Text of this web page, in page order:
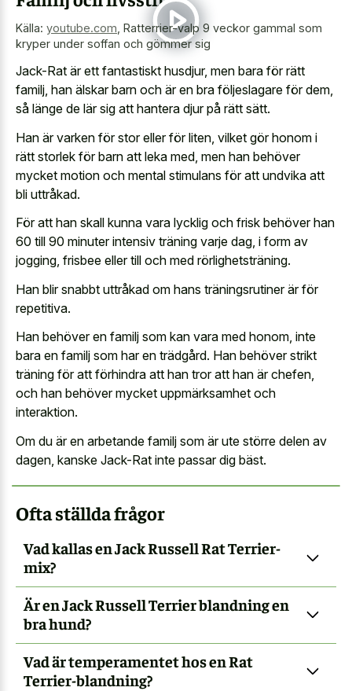
Källa: youtube.com Ratterrier-valp 9 veckor gammal som
kryper under soffan och gömmer sig
Jack-Rat är ett fantastiskt husdjur, men bara för rätt
familj, han älskar barn och är en bra följeslagare för dem,
så länge de lär sig att hantera djur på rätt sätt.
Han är varken för stor eller för liten, vilket gör honom i
rätt storlek för barn att leka med, men han behöver
mycket motion och mental stimulans för att undvika att
bli uttråkad.
För att han skall kunna vara lycklig och frisk behöver han
60 till 90 minuter intensiv träning varje dag, i form av
jogging, frisbee eller till och med rörlighetsträning.
Han blir snabbt uttråkad om hans träningsrutiner är för
repetitiva.
Han behöver en familj som kan vara med honom, inte
bara en familj som har en trädgård. Han behöver strikt
träning för att förhindra att han tror att han är chefen,
och han behöver mycket uppmärksamhet och
interaktion.
Om du är en arbetande familj som är ute större delen av
dagen, kanske Jack-Rat inte passar dig bäst.
Ofta ställda frågor
Vad kallas en Jack Russell Rat Terrier-
mix?
Är en Jack Russell Terrier blandning en
bra hund?
Vad är temperamentet hos en Rat
Terrier-blandning?